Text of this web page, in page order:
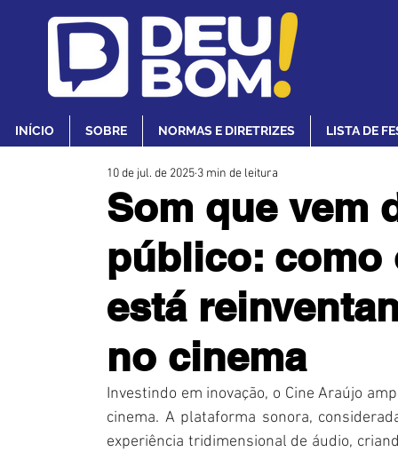
INÍCIO SOBRE NORMAS E DIRETRIZES LISTA DE
Som que vem
público: como
está
no cinema
10 de jul. de 2025 3 min de leitura
Investindo em inovação, o Cine Araújo
cinema. A plataforma sonora,
experiência tridimensional de áudio,